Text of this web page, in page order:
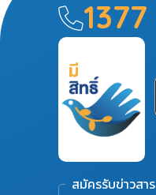
1377
สมัครรับข่าวสาร